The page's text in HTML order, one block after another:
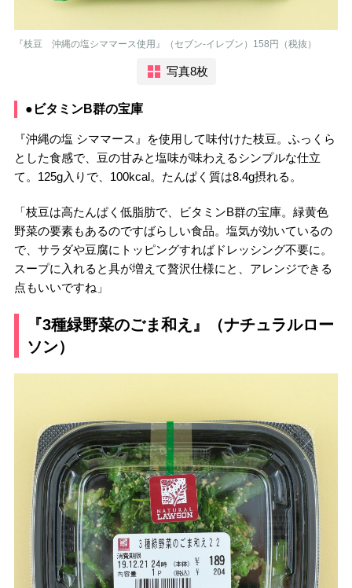
『枝豆 沖縄の塩シママース使用』（セブン-イレブン）158円（税抜）
写真8枚
●ビタミンB群の宝庫
『沖縄の塩 シママース』を使用して味付けた枝豆。ふっくら
とした食感で、豆の甘みと塩味が味わえるシンプルな仕立
て。125g入りで、100kcal。たんぱく質は8.4g摂れる。
「枝豆は高たんぱく低脂肪で、ビタミンB群の宝庫。緑黄色
野菜の要素もあるのですばらしい食品。塩気が効いているの
で、サラダや豆腐にトッピングすればドレッシング不要に。
スープに入れると具が増えて贅沢仕様にと、アレンジできる
点もいいですね」
『3種緑野菜のごま和え』（ナチュラルロー
ソン）